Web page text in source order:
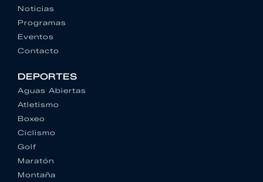
Noticias
Programas
Eventos
Contacto
DEPORTES
Aguas Abiertas
Atletismo
Boxeo
Ciclismo
Golf
Maratón
Montaña